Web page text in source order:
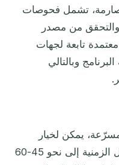
تشمل فحوصات
والتحقق من مصدر
تابعة لجهات
وبالتالي
يمكن لخيار
المعالجة المسرّعة تقليص الجداول الزمنية إلى نحو 45-60